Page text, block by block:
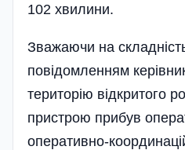
102 хвилини.
Зважаючи на
повідомленням
територію відкритого
пристрою прибув
оперативно-